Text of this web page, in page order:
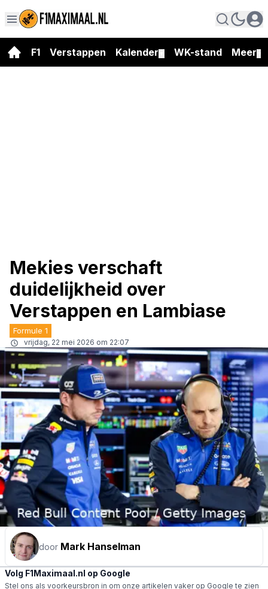
F1 Verstappen Kalender WK-stand Meer
Mekies verschaft
duidelijkheid over
Verstappen en Lambiase
Formule 1
vrijdag, 22 mei 2026 om 22:07
door Mark Hanselman
Volg F1Maximaal.nl op Google
Stel ons als voorkeursbron in om onze artikelen vaker op Google te zien